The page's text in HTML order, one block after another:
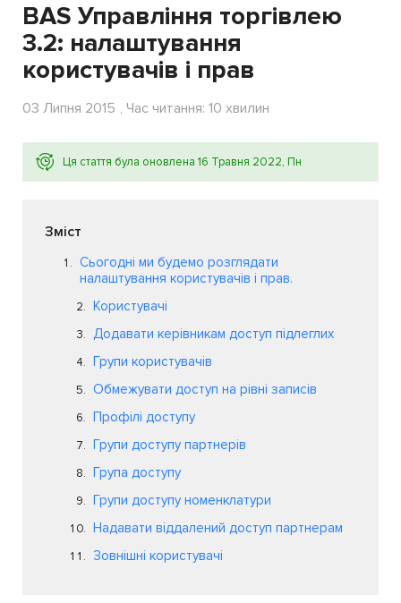
BAS Управління торгівлею
3.2: налаштування
користувачів і прав
03 Липня 2015 , Час читання: 10 хвилин
Ця стаття була оновлена 16 Травня 2022, Пн
Зміст
Сьогодні ми будемо розглядати
налаштування користувачів і прав.
Користувачі
Додавати керівникам доступ підлеглих
Групи користувачів
Обмежувати доступ на рівні записів
Профілі доступу
Групи доступу партнерів
Група доступу
Групи доступу номенклатури
Надавати віддалений доступ партнерам
Зовнішні користувачі